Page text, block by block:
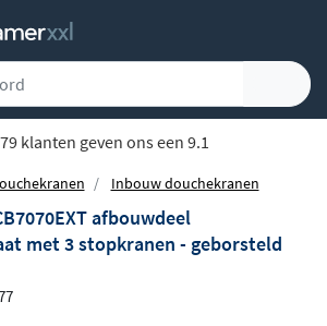
klanten geven ons een 9.1
Inbouw douchekranen
afbouwdeel
met 3 stopkranen - geborsteld